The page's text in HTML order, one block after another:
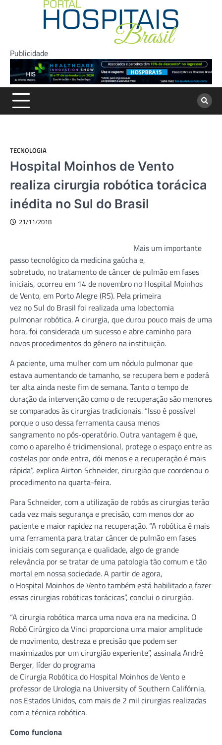
Publicidade
TECNOLOGIA
Hospital Moinhos de Vento
realiza cirurgia robótica torácica
inédita no Sul do Brasil
21/11/2018
Mais um importante
passo tecnológico da medicina gaúcha e,
sobretudo, no tratamento de câncer de pulmão em fases
iniciais, ocorreu em 14 de novembro no Hospital Moinhos
de Vento, em Porto Alegre (RS). Pela primeira
vez no Sul do Brasil foi realizada uma lobectomia
pulmonar robótica. A cirurgia, que durou pouco mais de uma
hora, foi considerada um sucesso e abre caminho para
novos procedimentos do gênero na instituição.
A paciente, uma mulher com um nódulo pulmonar que
estava aumentando de tamanho, se recupera bem e poderá
ter alta ainda neste fim de semana. Tanto o tempo de
duração da intervenção como o de recuperação são menores
se comparados às cirurgias tradicionais. “Isso é possível
porque o uso dessa ferramenta causa menos
sangramento no pós-operatório. Outra vantagem é que,
como o aparelho é tridimensional, protege o espaço entre as
costelas por onde entra, dói menos e a recuperação é mais
rápida”, explica Airton Schneider, cirurgião que coordenou o
procedimento na quarta-feira.
Para Schneider, com a utilização de robôs as cirurgias terão
cada vez mais segurança e precisão, com menos dor ao
paciente e maior rapidez na recuperação. “A robótica é mais
uma ferramenta para tratar câncer de pulmão em fases
iniciais com segurança e qualidade, algo de grande
relevância por se tratar de uma patologia tão comum e tão
mortal em nossa sociedade. A partir de agora,
o Hospital Moinhos de Vento também está habilitado a fazer
essas cirurgias robóticas torácicas”, conclui o cirurgião.
“A cirurgia robótica marca uma nova era na medicina. O
Robô Cirúrgico da Vinci proporciona uma maior amplitude
de movimento, destreza e precisão que podem ser
maximizados por um cirurgião experiente”, assinala André
Berger, líder do programa
de Cirurgia Robótica do Hospital Moinhos de Vento e
professor de Urologia na University of Southern Califórnia,
nos Estados Unidos, com mais de 2 mil cirurgias realizadas
com a técnica robótica.
Como funciona